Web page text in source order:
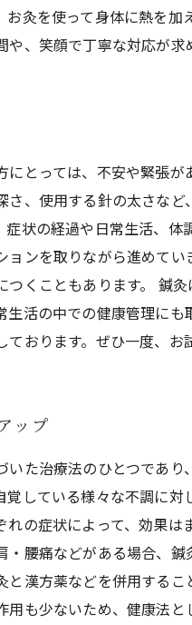
お灸を使って身体に熱を
や、笑顔で丁寧な対応が
にとっては、不安や緊張
さ、使用する針の太さな
症状の経過や日常生活、
ョンを取りながら進めて
つくこともあります。 鍼
生活の中での健康管理に
おります。ぜひ一度、お
ップ
いた治療法のひとつであ
覚している様々な不調に
れの症状によって、効果
・腰痛などがある場合、
と漢方薬などを併用する
用も少ないため、健康法